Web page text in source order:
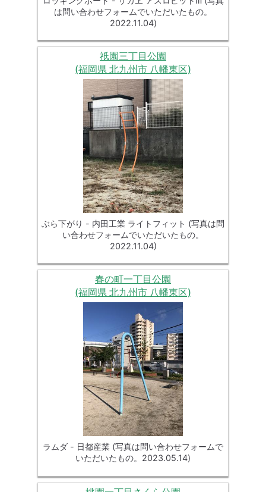
は問い合わせフォームでいただいたもの。
2022.11.04)
祇園三丁目公園
(福岡県 北九州市 八幡東区)
ぶら下がり - 内田工業 ライトフィット (写真は問
い合わせフォームでいただいたもの。
2022.11.04)
春の町一丁目公園
(福岡県 北九州市 八幡東区)
ラムダ - 日都産業 (写真は問い合わせフォームで
いただいたもの。2023.05.14)